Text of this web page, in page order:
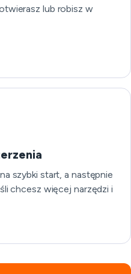
lub robisz w
szybki start, a następnie
chcesz więcej narzędzi i